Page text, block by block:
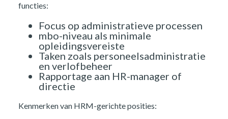
functies:
Focus op administratieve processen
mbo-niveau als minimale
opleidingsvereiste
Taken zoals personeelsadministratie
en verlofbeheer
Rapportage aan HR-manager of
directie
Kenmerken van HRM-gerichte posities: